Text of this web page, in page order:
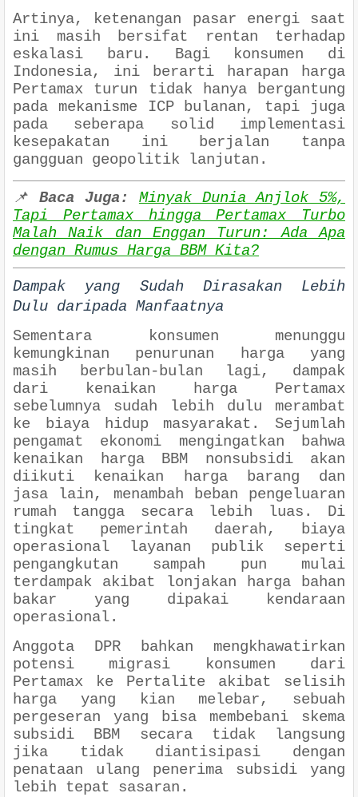
Artinya, ketenangan pasar energi saat
ini masih bersifat rentan terhadap
eskalasi baru. Bagi konsumen di
Indonesia, ini berarti harapan harga
Pertamax turun tidak hanya bergantung
pada mekanisme ICP bulanan, tapi juga
pada seberapa solid implementasi
kesepakatan ini berjalan tanpa
gangguan geopolitik lanjutan.
📌 Baca Juga:
Minyak Dunia Anjlok 5%,
Tapi Pertamax hingga Pertamax Turbo
Malah Naik dan Enggan Turun: Ada Apa
dengan Rumus Harga BBM Kita?
Dampak yang Sudah Dirasakan Lebih
Dulu daripada Manfaatnya
Sementara konsumen menunggu
kemungkinan penurunan harga yang
masih berbulan-bulan lagi, dampak
dari kenaikan harga Pertamax
sebelumnya sudah lebih dulu merambat
ke biaya hidup masyarakat. Sejumlah
pengamat ekonomi mengingatkan bahwa
kenaikan harga BBM nonsubsidi akan
diikuti kenaikan harga barang dan
jasa lain, menambah beban pengeluaran
rumah tangga secara lebih luas. Di
tingkat pemerintah daerah, biaya
operasional layanan publik seperti
pengangkutan sampah pun mulai
terdampak akibat lonjakan harga bahan
bakar yang dipakai kendaraan
operasional.
Anggota DPR bahkan mengkhawatirkan
potensi migrasi konsumen dari
Pertamax ke Pertalite akibat selisih
harga yang kian melebar, sebuah
pergeseran yang bisa membebani skema
subsidi BBM secara tidak langsung
jika tidak diantisipasi dengan
penataan ulang penerima subsidi yang
lebih tepat sasaran.